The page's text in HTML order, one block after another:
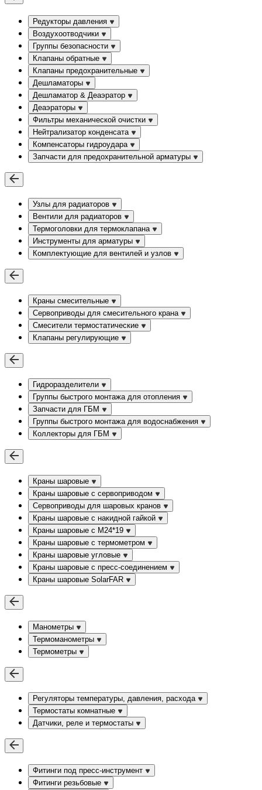
Редукторы давления
Воздухоотводчики
Группы безопасности
Клапаны обратные
Клапаны предохранительные
Дешламаторы
Дешламатор & Деаэратор
Деаэраторы
Фильтры механической очистки
Нейтрализатор конденсата
Компенсаторы гидроудара
Запчасти для предохранительной арматуры
Узлы для радиаторов
Вентили для радиаторов
Термоголовки для термоклапана
Инструменты для арматуры
Комплектующие для вентилей и узлов
Краны смесительные
Сервоприводы для смесительного крана
Смесители термостатические
Клапаны регулирующие
Гидроразделители
Группы быстрого монтажа для отопления
Запчасти для ГБМ
Группы быстрого монтажа для водоснабжения
Коллекторы для ГБМ
Краны шаровые
Краны шаровые с сервоприводом
Сервоприводы для шаровых кранов
Краны шаровые с накидной гайкой
Краны шаровые с М24*19
Краны шаровые с термометром
Краны шаровые угловые
Краны шаровые c пресс-соединением
Краны шаровые SolarFAR
Манометры
Термоманометры
Термометры
Регуляторы температуры, давления, расхода
Термостаты комнатные
Датчики, реле и термостаты
Фитинги под пресс-инструмент
Фитинги резьбовые